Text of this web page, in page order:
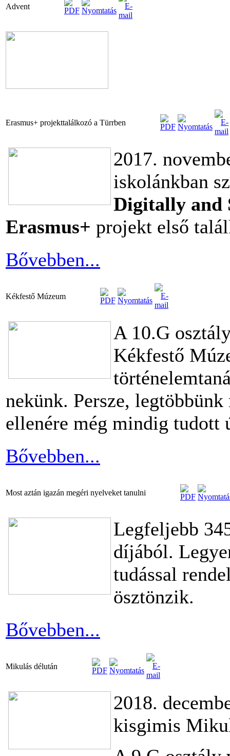
Advent
Erasmus+ projekttalálkozó a Türrben
2017.
iskolánkban
Digitally and
Erasmus+ projekt első
Bővebben...
Kékfestő Múzeum
A 10.G
Kékfestő
nekünk. Persze,
ellenére még mindig tudott
Bővebben...
Most aztán igazán megéri nyelveket tanulni
Legfeljebb
díjából.
tudással
ösztönzik.
Bővebben...
Mikulás délután
2018.
kisgimis